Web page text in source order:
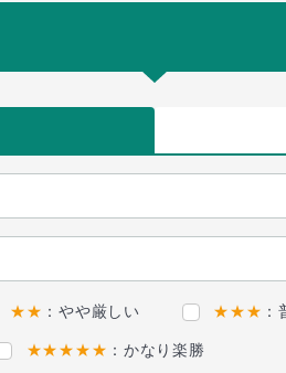
★★ ：やや厳しい ★★★ ：
★★★★★ ：かなり楽勝